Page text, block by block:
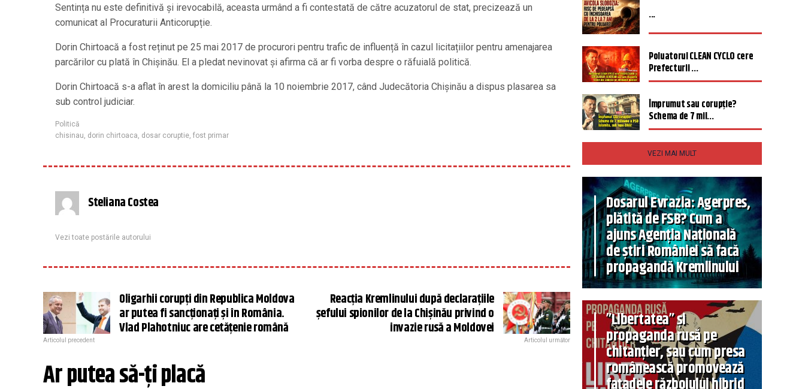
Sentința nu este definitivă și irevocabilă, aceasta urmând a fi contestată de către acuzatorul de stat, precizează un
comunicat al Procuraturii Anticorupție.
Dorin Chirtoacă a fost reținut pe 25 mai 2017 de procurori pentru trafic de influență în cazul licitațiilor pentru amenajarea
parcărilor cu plată în Chișinău. El a pledat nevinovat și afirma că ar fi vorba despre o răfuială politică.
Dorin Chirtoacă s-a aflat în arest la domiciliu până la 10 noiembrie 2017, când Judecătoria Chișinău a dispus plasarea sa
sub control judiciar.
Politică
chisinau, dorin chirtoaca, dosar coruptie, fost primar
Steliana Costea
Vezi toate postările autorului
Oligarhii corupți din Republica Moldova
ar putea fi sancționați și în România.
Vlad Plahotniuc are cetățenie română
Articolul precedent
Reacția Kremlinului după declarațiile
șefului spionilor de la Chișinău privind o
invazie rusă a Moldovei
Articolul următor
Ar putea să-ți placă
...
Poluatorul CLEAN CYCLO cere
Prefecturii ...
Împrumut sau corupție?
Schema de 7 mil...
VEZI MAI MULT
Dosarul Evrazia: Agerpres,
plătită de FSB? Cum a
ajuns Agenția Națională
de știri României să facă
propagandă Kremlinului
”Libertatea” și
propaganda rusă pe
chitanțier, sau cum presa
românească promovează